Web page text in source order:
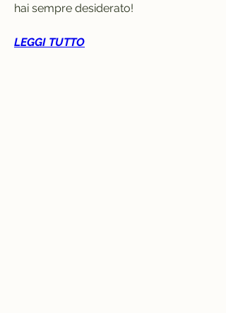
hai sempre desiderato!
LEGGI TUTTO